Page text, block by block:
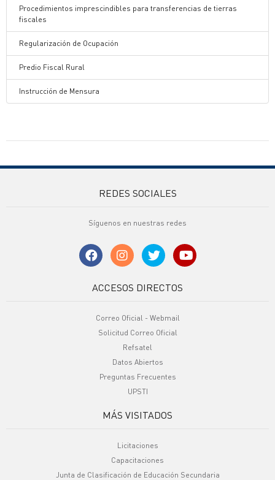
Procedimientos imprescindibles para transferencias de tierras
fiscales
Regularización de Ocupación
Predio Fiscal Rural
Instrucción de Mensura
REDES SOCIALES
Síguenos en nuestras redes
ACCESOS DIRECTOS
Correo Oficial - Webmail
Solicitud Correo Oficial
Refsatel
Datos Abiertos
Preguntas Frecuentes
UPSTI
MÁS VISITADOS
Licitaciones
Capacitaciones
Junta de Clasificación de Educación Secundaria